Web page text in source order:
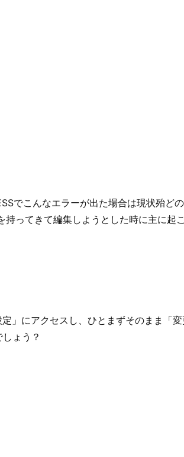
でこんなエラーが出た場合は現状殆ど
ってきて編集しようとした時に主に起こ
」にアクセスし、ひとまずそのまま「変
ょう？